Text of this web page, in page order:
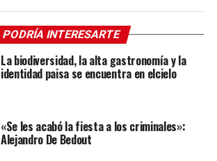
PODRÍA INTERESARTE
La biodiversidad, la alta gastronomía y la
identidad paisa se encuentra en elcielo
«Se les acabó la fiesta a los criminales»:
Alejandro De Bedout